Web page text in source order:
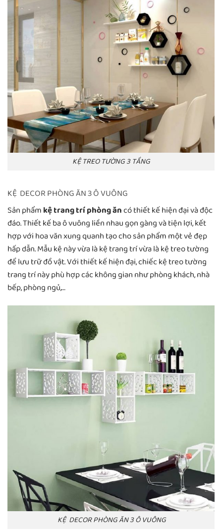
KỆ TREO TƯỜNG 3 TẦNG
KỆ DECOR PHÒNG ĂN 3 Ô VUÔNG
Sản phẩmkệ trang trí phòng ăncó thiết kế hiện đại và độc
đáo. Thiết kế ba ô vuông liền nhau gọn gàng và tiện lợi, kết
hợp với hoa văn xung quanh tạo cho sản phẩm một vẻ đẹp
hấp dẫn. Mẫu kệ này vừa là kệ trang trí vừa là kệ treo tường
để lưu trữ đồ vật. Với thiết kế hiện đại, chiếc kệ treo tường
trang trí này phù hợp các không gian như phòng khách, nhà
bếp, phòng ngủ,…
KỆ DECOR PHÒNG ĂN 3 Ô VUÔNG